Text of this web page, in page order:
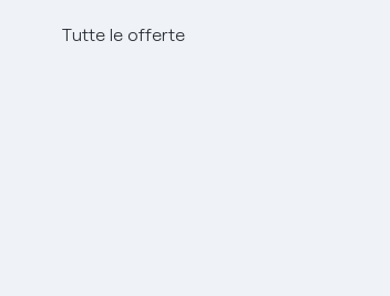
Tutte le offerte